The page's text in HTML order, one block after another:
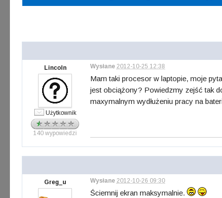
Lincoln
Użytkownik
140 wypowiedzi
Wysłane 2012-10-25 12:38
Mam taki procesor w laptopie, moje
jest obciążony? Powiedzmy zejść tak
maxymalnym wydłużeniu pracy na
Greg_u Wysłane 2012-10-26 09:30
Ściemnij ekran maksymalnie.